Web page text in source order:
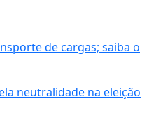
de cargas; saiba o
neutralidade na eleição